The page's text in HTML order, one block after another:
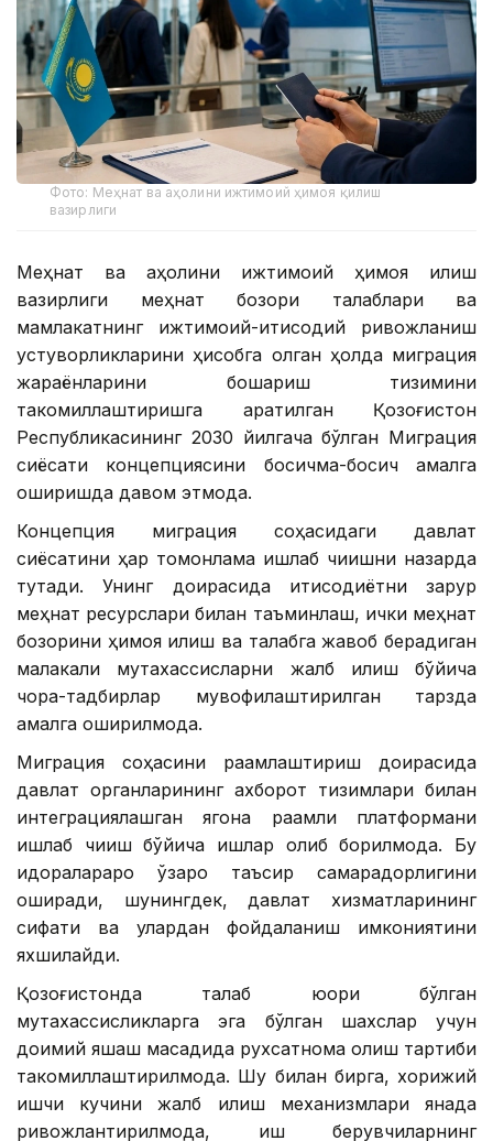
Фото: Меҳнат ва аҳолини ижтимоий ҳимоя қилиш
вазирлиги
Меҳнат ва аҳолини ижтимоий ҳимоя қилиш
вазирлиги меҳнат бозори талаблари ва
мамлакатнинг ижтимоий-иқтисодий ривожланиш
устуворликларини ҳисобга олган ҳолда миграция
жараёнларини бошқариш тизимини
такомиллаштиришга қаратилган Қозоғистон
Республикасининг 2030 йилгача бўлган Миграция
сиёсати концепциясини босқичма-босқич амалга
оширишда давом этмоқда.
Концепция миграция соҳасидаги давлат
сиёсатини ҳар томонлама ишлаб чиқишни назарда
тутади. Унинг доирасида иқтисодиётни зарур
меҳнат ресурслари билан таъминлаш, ички меҳнат
бозорини ҳимоя қилиш ва талабга жавоб берадиган
малакали мутахассисларни жалб қилиш бўйича
чора-тадбирлар мувофиқлаштирилган тарзда
амалга оширилмоқда.
Миграция соҳасини рақамлаштириш доирасида
давлат органларининг ахборот тизимлари билан
интеграциялашган ягона рақамли платформани
ишлаб чиқиш бўйича ишлар олиб борилмоқда. Бу
идоралараро ўзаро таъсир самарадорлигини
оширади, шунингдек, давлат хизматларининг
сифати ва улардан фойдаланиш имкониятини
яхшилайди.
Қозоғистонда талаб юқори бўлган
мутахассисликларга эга бўлган шахслар учун
доимий яшаш мақсадида рухсатнома олиш тартиби
такомиллаштирилмоқда. Шу билан бирга, хорижий
ишчи кучини жалб қилиш механизмлари янада
ривожлантирилмоқда, иш берувчиларнинг